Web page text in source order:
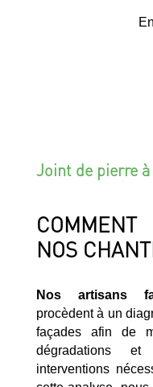
Joint de pierre
NOS
Nos artisans
procèdent à un
façades afin de
dégradations
interventions